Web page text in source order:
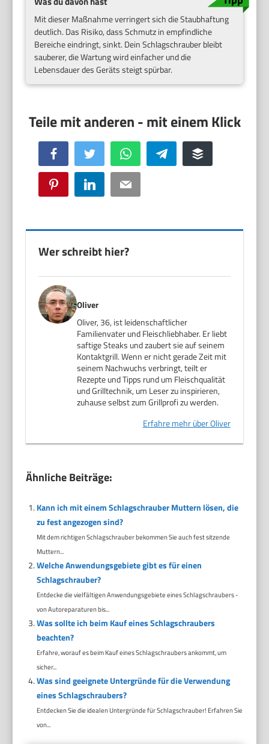
Mit dieser Maßnahme verringert sich die Staubhaftung
deutlich. Das Risiko, dass Schmutz in empfindliche
Bereiche eindringt, sinkt. Dein Schlagschrauber bleibt
sauberer, die Wartung wird einfacher und die
Lebensdauer des Geräts steigt spürbar.
Facebook Twitter WhatsApp Telegram Buffer
Pinterest LinkedIn Email
Wer schreibt hier?
Oliver
Oliver, 36, ist leidenschaftlicher
Familienvater und Fleischliebhaber. Er liebt
saftige Steaks und zaubert sie auf seinem
Kontaktgrill. Wenn er nicht gerade Zeit mit
seinem Nachwuchs verbringt, teilt er
Rezepte und Tipps rund um Fleischqualität
und Grilltechnik, um Leser zu inspirieren,
zuhause selbst zum Grillprofi zu werden.
Erfahre mehr über Oliver
Ähnliche Beiträge:
Kann ich mit einem Schlagschrauber Muttern lösen, die
zu fest angezogen sind?
Mit dem richtigen Schlagschrauber bekommen Sie auch fest sitzende
Muttern...
Welche Anwendungsgebiete gibt es für einen
Schlagschrauber?
Entdecke die vielfältigen Anwendungsgebiete eines Schlagschraubers -
von Autoreparaturen bis...
Was sollte ich beim Kauf eines Schlagschraubers
beachten?
Erfahre, worauf es beim Kauf eines Schlagschraubers ankommt, um
sicher...
Was sind geeignete Untergründe für die Verwendung
eines Schlagschraubers?
Entdecken Sie die idealen Untergründe für Schlagschrauber! Erfahren Sie
von...